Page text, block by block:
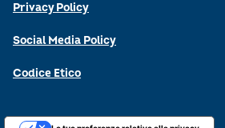
Privacy Policy
Social Media Policy
Codice Etico